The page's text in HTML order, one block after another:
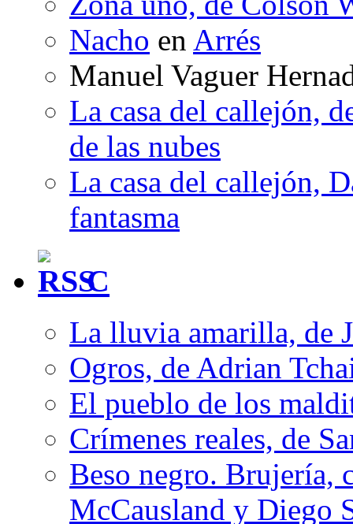
Nacho en Arrés
Manuel Vaguer
La casa del callejón,
de las nubes
La casa del callejón,
fantasma
C
La lluvia amarilla, de
Ogros, de Adrian
El pueblo de los
Crímenes reales, de
Beso negro. Brujería,
McCausland y Diego